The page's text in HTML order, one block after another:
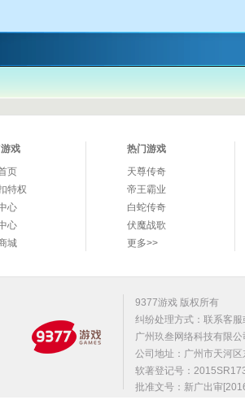
戏
页
特权
心
心
城
热门游戏
天尊传奇
帝王霸业
白蛇传奇
伏魔战歌
更多>>
9377游戏 版权所有
纠纷处理方式：联系客服
广州玖叁网络科技有限
公司地址：广州市天河
软著登记号：
批准文号：新广出审